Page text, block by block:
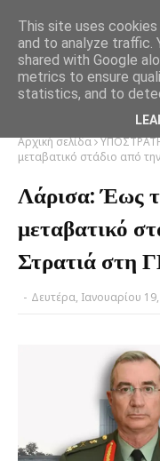
Αρχική σελίδα
μεταβατικό στάδιο από
Λάρισα: Έως
μεταβατικό
Στρατιά στη
- Δευτέρα, Ιανουαρίου
This site uses
and to analyze traffic.
shared with Google
metrics to ensure
statistics, and to